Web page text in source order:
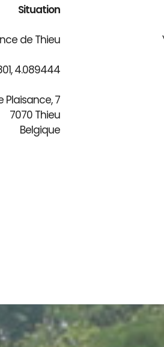
Situation
de Thieu
4.089444
Plaisance, 7
7070 Thieu
Belgique